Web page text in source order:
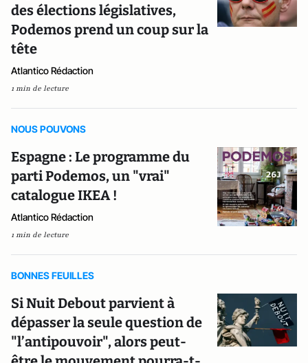
des élections législatives,
Podemos prend un coup sur la
tête
Atlantico Rédaction
1 min de lecture
NOUS POUVONS
Espagne : Le programme du
parti Podemos, un "vrai"
catalogue IKEA !
Atlantico Rédaction
1 min de lecture
BONNES FEUILLES
Si Nuit Debout parvient à
dépasser la seule question de
"l’antipouvoir", alors peut-